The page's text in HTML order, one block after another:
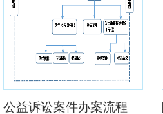
公益诉讼案件办案流程